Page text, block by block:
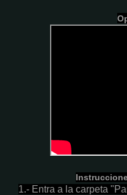
1.- Entra a la carpeta